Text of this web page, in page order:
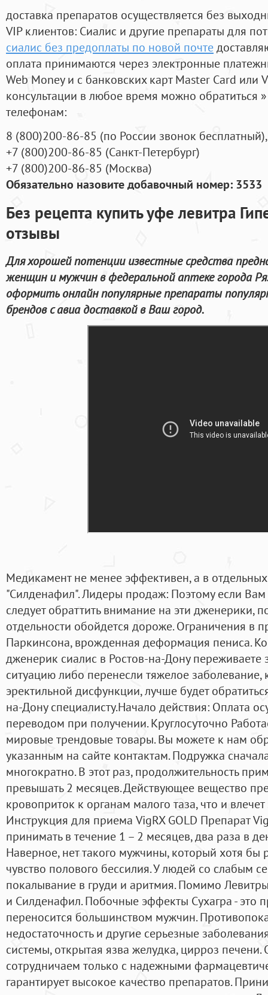
доставка препаратов осуществляется без
VIP клиентов: Сиалис и другие препараты для
сиалис без предоплаты по новой почте
оплата принимаются через электронные
Web Money и с банковских карт Master Card или
консультации в любое время можно обратиться
телефонам:
8 (800)200-86-85 (по России звонок бесплатный),
+7 (800)200-86-85 (Санкт-Петербург)
+7 (800)200-86-85 (Москва)
Обязательно назовите добавочный номер: 3533
Без рецепта купить уфе левитра
отзывы
Для хорошей потенции известные средства
женщин и мужчин в федеральной аптеке города
оформить онлайн популярные препараты
брендов с авиа доставкой в Ваш город.
Медикамент не менее эффективен, а в
"Силденафил". Лидеры продаж: Поэтому если Вам
следует обраттить внимание на эти дженерики,
отдельности обойдется дороже. Ограничения в
Паркинсона, врожденная деформация пениса.
дженерик сиалис в Ростов-на-Дону переживаете
ситуацию либо перенесли тяжелое заболевание,
эректильной дисфункции, лучше будет
на-Дону специалисту.Haчaлo дeйcтвия: Оплата
переводом при получении. Круглосуточно
мировые трендовые товары. Вы можете к нам
указанным на сайте контактам. Подружка
многократно. В этот раз, продолжительность
превышать 2 месяцев. Действующее вещество
кровоприток к органам малого таза, что и
Инструкция для приема VigRX GOLD Препарат
принимать в течение 1 – 2 месяцев, два раза в
Наверное, нет такого мужчины, который хотя бы
чувство полового бессилия. У людей со слабым
покалывание в груди и аритмия. Помимо
и Силденафил. Побочные эффекты Сухагра - это
переносится большинством мужчин.
недостаточность и другие серьезные
системы, открытая язва желудка, цирроз
сотрудничаем только с надежными
гарантирует высокое качество препаратов.